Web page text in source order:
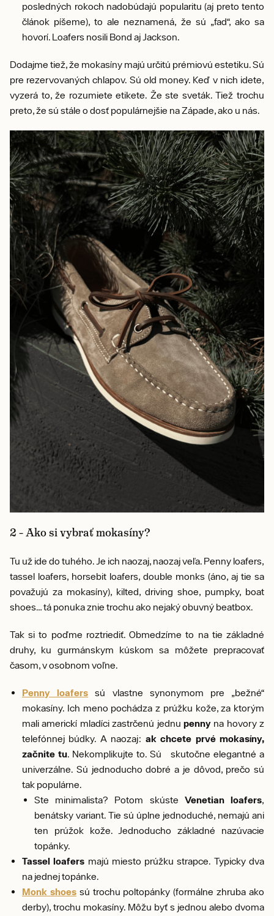
posledných rokoch nadobúdajú popularitu (aj preto tento
článok píšeme), to ale neznamená, že sú „fad“, ako sa
hovorí. Loafers nosili Bond aj Jackson.
Dodajme tiež, že mokasíny majú určitú prémiovú estetiku. Sú
pre rezervovaných chlapov. Sú old money. Keď v nich idete,
vyzerá to, že rozumiete etikete. Že ste sveták. Tiež trochu
preto, že sú stále o dosť populárnejšie na Západe, ako u nás.
2 – Ako si vybrať mokasíny?
Tu už ide do tuhého. Je ich naozaj, naozaj veľa. Penny loafers,
tassel loafers, horsebit loafers, double monks (áno, aj tie sa
považujú za mokasíny), kilted, driving shoe, pumpky, boat
shoes… tá ponuka znie trochu ako nejaký obuvný beatbox.
Tak si to poďme roztriediť. Obmedzíme to na tie základné
druhy, ku gurmánskym kúskom sa môžete prepracovať
časom, v osobnom voľne.
Penny loafers
sú vlastne synonymom pre „bežné“
mokasíny. Ich meno pochádza z prúžku kože, za ktorým
mali americkí mladíci zastrčenú jednu pennyna hovory z
telefónnej búdky. A naozaj:ak chcete prvé mokasíny,
začnite tu. Nekomplikujte to. Sú skutočne elegantné a
univerzálne. Sú jednoducho dobré a je dôvod, prečo sú
tak populárne.
Ste minimalista? Potom skúste Venetian loafers,
benátsky variant. Tie sú úplne jednoduché, nemajú ani
ten prúžok kože. Jednoducho základné nazúvacie
topánky.
Tassel loafers majú miesto prúžku strapce. Typicky dva
na jednej topánke.
Monk shoes sú trochu poltopánky (formálne zhruba ako
derby), trochu mokasíny. Môžu byť s jednou alebo dvoma